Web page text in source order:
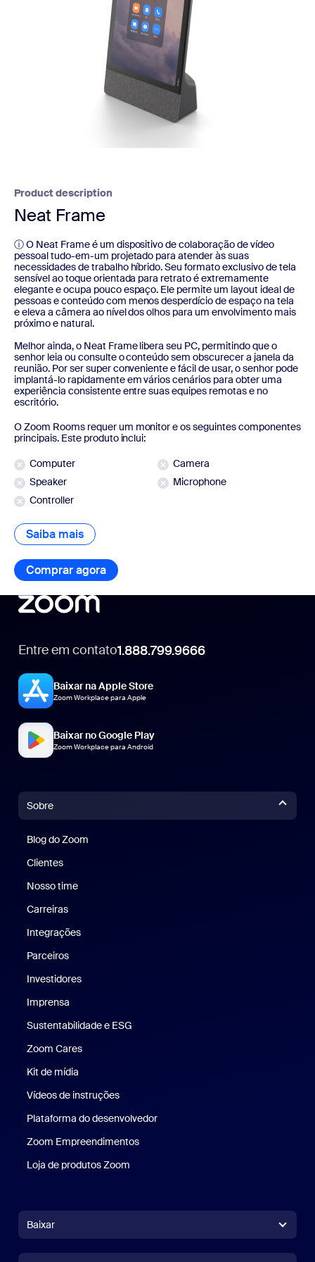
Product description
Neat Frame
ⓘ O Neat Frame é um dispositivo de colaboração de vídeo
pessoal tudo-em-um projetado para atender às suas
necessidades de trabalho híbrido. Seu formato exclusivo de tela
sensível ao toque orientada para retrato é extremamente
elegante e ocupa pouco espaço. Ele permite um layout ideal de
pessoas e conteúdo com menos desperdício de espaço na tela
e eleva a câmera ao nível dos olhos para um envolvimento mais
próximo e natural.
Melhor ainda, o Neat Frame libera seu PC, permitindo que o
senhor leia ou consulte o conteúdo sem obscurecer a janela da
reunião. Por ser super conveniente e fácil de usar, o senhor pode
implantá-lo rapidamente em vários cenários para obter uma
experiência consistente entre suas equipes remotas e no
escritório.
O Zoom Rooms requer um monitor e os seguintes componentes
principais. Este produto inclui:
Computer
Camera
Speaker
Microphone
Controller
Saiba mais Saiba mais
Comprar agora Comprar agora
Entre em contato1.888.799.9666
Baixar na Apple Store
Zoom Workplace para Apple
Baixar no Google Play
Zoom Workplace para Android
Sobre
Blog do Zoom
Clientes
Nosso time
Carreiras
Integrações
Parceiros
Investidores
Imprensa
Sustentabilidade e ESG
Zoom Cares
Kit de mídia
Vídeos de instruções
Plataforma do desenvolvedor
Zoom Empreendimentos
Loja de produtos Zoom
Baixar